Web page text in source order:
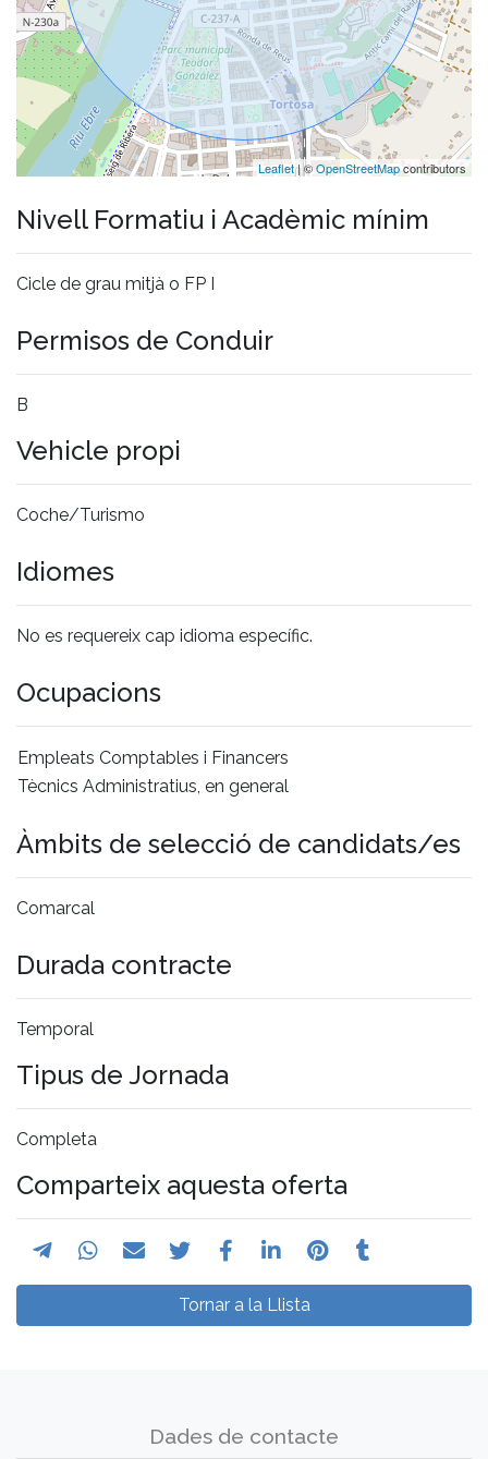
Leaflet| ©OpenStreetMapcontributors
Nivell Formatiu i Acadèmic mínim
Cicle de grau mitjà o FP I
Permisos de Conduir
B
Vehicle propi
Coche/Turismo
Idiomes
No es requereix cap idioma específic.
Ocupacions
Empleats Comptables i Financers
Tècnics Administratius, en general
Àmbits de selecció de candidats/es
Comarcal
Durada contracte
Temporal
Tipus de Jornada
Completa
Comparteix aquesta oferta
Tornar a la Llista
Dades de contacte